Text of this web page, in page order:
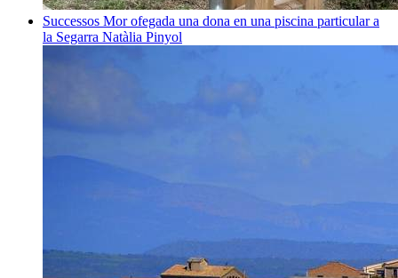
Successos Mor ofegada una dona en una piscina particular a
la Segarra Natàlia Pinyol